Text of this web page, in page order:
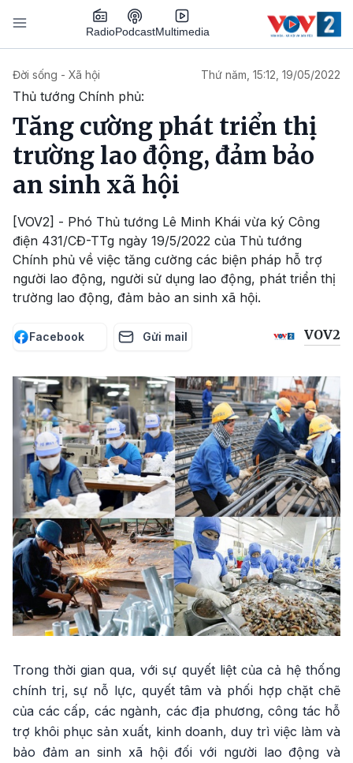
Nhảy đến nội dung
RadioPodcastMultimedia
Đời sống - Xã hội Thứ năm, 15:12, 19/05/2022
Thủ tướng Chính phủ:
Tăng cường phát triển thị
trường lao động, đảm bảo
an sinh xã hội
[VOV2] - Phó Thủ tướng Lê Minh Khái vừa ký Công
điện 431/CĐ-TTg ngày 19/5/2022 của Thủ tướng
Chính phủ về việc tăng cường các biện pháp hỗ trợ
người lao động, người sử dụng lao động, phát triển thị
trường lao động, đảm bảo an sinh xã hội.
Facebook Gửi mail VOV2
Trong thời gian qua, với sự quyết liệt của cả hệ thống
chính trị, sự nỗ lực, quyết tâm và phối hợp chặt chẽ
của các cấp, các ngành, các địa phương, công tác hỗ
trợ khôi phục sản xuất, kinh doanh, duy trì việc làm và
bảo đảm an sinh xã hội đối với người lao động và